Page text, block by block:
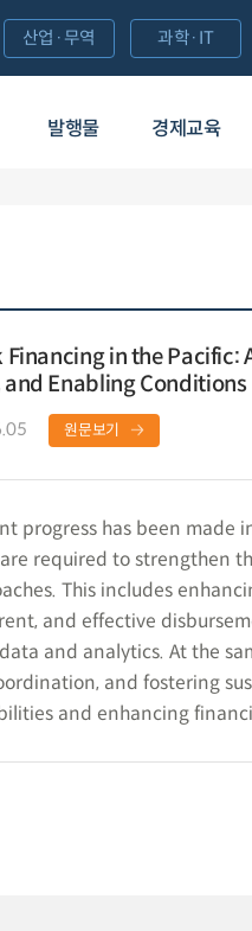
발행물 경제교육
산업·무역 과학·IT
Financing in the Pacific:
Enabling Conditions
원문보기
progress has been made
required to strengthen
This includes
and effective
and analytics. At the
and fostering
and enhancing